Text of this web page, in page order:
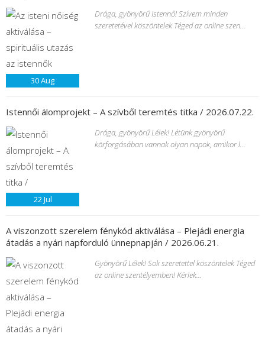
30Aug
Drága, gyönyörű Istennő! Szívem minden
szeretetével köszöntelek Téged az online szen...
Istennői álomprojekt – A szívből teremtés titka / 2026.07.22.
22Jul
Drága, gyönyörű Lélek! Létünk gyönyörű
körforgásában vannak olyan napok, amikor l...
A viszonzott szerelem fénykód aktiválása – Plejádi energia
átadás a nyári napforduló ünnepnapján / 2026.06.21.
Gyönyörű Lélek! Sok szeretettel köszöntelek Téged
az online szentélyemben! Kérlek...